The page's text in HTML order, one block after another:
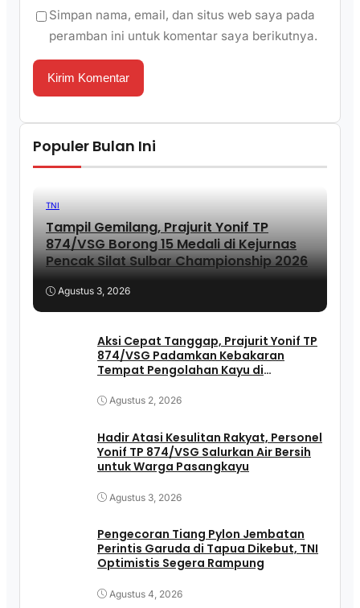
Simpan nama, email, dan situs web saya pada
peramban ini untuk komentar saya berikutnya.
Populer Bulan Ini
TNI
Tampil Gemilang, Prajurit Yonif TP
874/VSG Borong 15 Medali di Kejurnas
Pencak Silat Sulbar Championship 2026
Agustus 3, 2026
Aksi Cepat Tanggap, Prajurit Yonif TP
874/VSG Padamkan Kebakaran
Tempat Pengolahan Kayu di
Agustus 2, 2026
Hadir Atasi Kesulitan Rakyat, Personel
Yonif TP 874/VSG Salurkan Air Bersih
untuk Warga Pasangkayu
Agustus 3, 2026
Pengecoran Tiang Pylon Jembatan
Perintis Garuda di Tapua Dikebut, TNI
Optimistis Segera Rampung
Agustus 4, 2026